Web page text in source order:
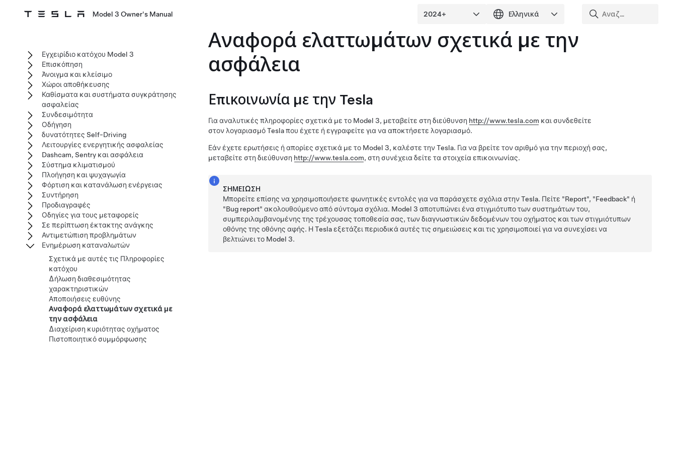
Model 3 Owner's Manual
Αναφορά ελαττωμάτων σχετικά με την
ασφάλεια
Επικοινωνία με την Tesla
Για αναλυτικές πληροφορίες σχετικά με το Model 3, μεταβείτε στη διεύθυνση http://www.tesla.com και συνδεθείτε
στον λογαριασμό Tesla που έχετε ή εγγραφείτε για να αποκτήσετε λογαριασμό.
Εάν έχετε ερωτήσεις ή απορίες σχετικά με το Model 3, καλέστε την Tesla. Για να βρείτε τον αριθμό για την περιοχή σας,
μεταβείτε στη διεύθυνση http://www.tesla.com, στη συνέχεια δείτε τα στοιχεία επικοινωνίας.
ΣΗΜΕΊΩΣΗ
Μπορείτε επίσης να χρησιμοποιήσετε φωνητικές εντολές για να παράσχετε σχόλια στην Tesla. Πείτε "Report", "Feedback" ή
"Bug report" ακολουθούμενο από σύντομα σχόλια. Model 3 αποτυπώνει ένα στιγμιότυπο των συστημάτων του,
συμπεριλαμβανομένης της τρέχουσας τοποθεσία σας, των διαγνωστικών δεδομένων του οχήματος και των στιγμιότυπων
οθόνης της οθόνης αφής. Η Tesla εξετάζει περιοδικά αυτές τις σημειώσεις και τις χρησιμοποιεί για να συνεχίσει να
βελτιώνει το Model 3.
Εγχειρίδιο κατόχου Model 3
Επισκόπηση
Άνοιγμα και κλείσιμο
Χώροι αποθήκευσης
Καθίσματα και συστήματα συγκράτησης
ασφαλείας
Συνδεσιμότητα
Οδήγηση
δυνατότητες Self-Driving
Λειτουργίες ενεργητικής ασφαλείας
Dashcam, Sentry και ασφάλεια
Σύστημα κλιματισμού
Πλοήγηση και ψυχαγωγία
Φόρτιση και κατανάλωση ενέργειας
Συντήρηση
Προδιαγραφές
Οδηγίες για τους μεταφορείς
Σε περίπτωση έκτακτης ανάγκης
Αντιμετώπιση προβλημάτων
Ενημέρωση καταναλωτών
Σχετικά με αυτές τις Πληροφορίες
κατόχου
Δήλωση διαθεσιμότητας
χαρακτηριστικών
Αποποιήσεις ευθύνης
Αναφορά ελαττωμάτων σχετικά με
την ασφάλεια
Διαχείριση κυριότητας οχήματος
Πιστοποιητικό συμμόρφωσης